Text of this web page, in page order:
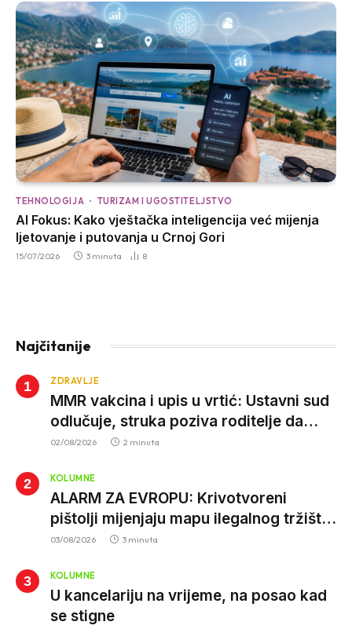
TEHNOLOGIJA TURIZAM I UGOSTITELJSTVO
AI Fokus: Kako vještačka inteligencija već mijenja
ljetovanje i putovanja u Crnoj Gori
15/07/2026 3 minuta 8
Najčitanije
ZDRAVLJE
MMR vakcina i upis u vrtić: Ustavni sud
odlučuje, struka poziva roditelje da
vjeruju nauci
02/08/2026 2 minuta
KOLUMNE
ALARM ZA EVROPU: Krivotvoreni
pištolji mijenjaju mapu ilegalnog tržišta,
istrage ukazuju na proizvodnju van EU
03/08/2026 3 minuta
KOLUMNE
U kancelariju na vrijeme, na posao kad
se stigne